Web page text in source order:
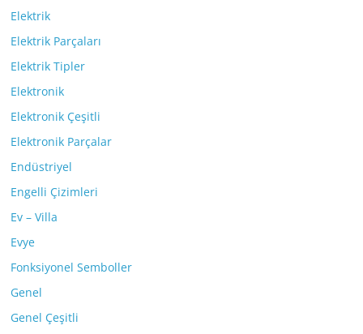
Elektrik
Elektrik Parçaları
Elektrik Tipler
Elektronik
Elektronik Çeşitli
Elektronik Parçalar
Endüstriyel
Engelli Çizimleri
Ev – Villa
Evye
Fonksiyonel Semboller
Genel
Genel Çeşitli